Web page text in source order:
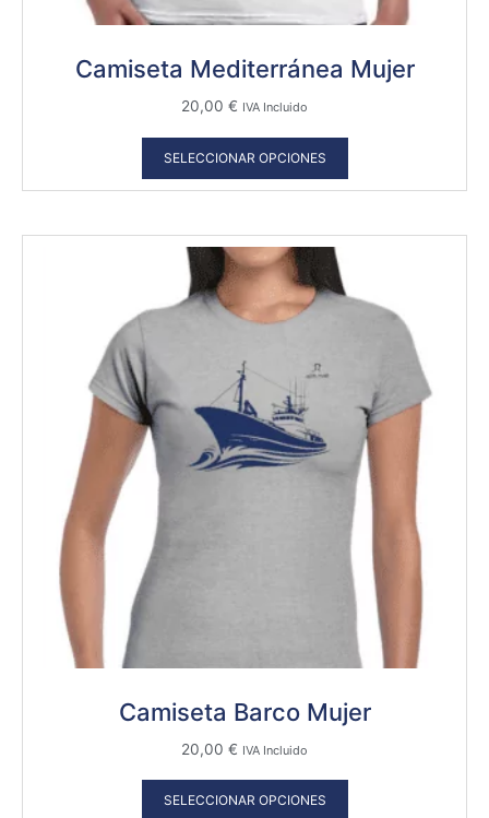
Camiseta Mediterránea Mujer
20,00 € IVA Incluido
SELECCIONAR OPCIONES
Camiseta Barco Mujer
20,00 € IVA Incluido
SELECCIONAR OPCIONES